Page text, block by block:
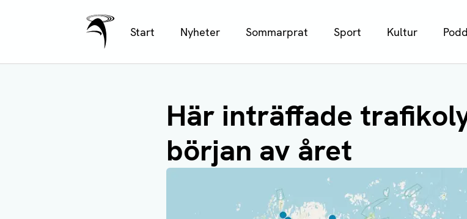
Ålands Radio & TV
Start Nyheter Sommarprat Sport Kultur
Här inträffade
början av året